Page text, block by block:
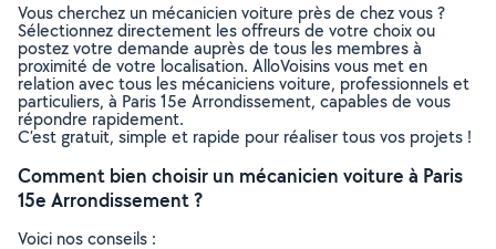
Vous cherchez un mécanicien voiture près de chez vous ?
Sélectionnez directement les offreurs de votre choix ou
postez votre demande auprès de tous les membres à
proximité de votre localisation. AlloVoisins vous met en
relation avec tous les mécaniciens voiture, professionnels et
particuliers, à Paris 15e Arrondissement, capables de vous
répondre rapidement.
C’est gratuit, simple et rapide pour réaliser tous vos projets !
Comment bien choisir un mécanicien voiture à Paris
15e Arrondissement ?
Voici nos conseils :